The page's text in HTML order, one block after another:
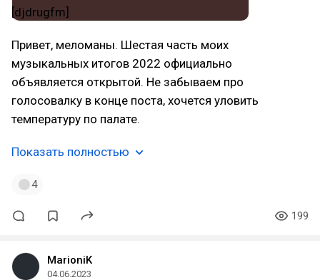
Привет, меломаны. Шестая часть моих
музыкальных итогов 2022 официально
объявляется открытой. Не забываем про
голосовалку в конце поста, хочется уловить
температуру по палате.
Показать полностью
4
199
MarioniK
04.06.2023